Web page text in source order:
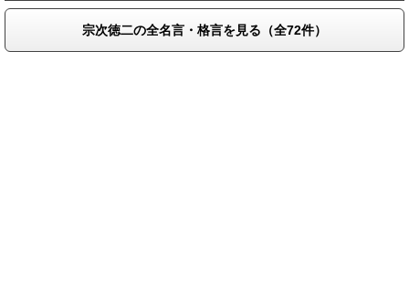
宗次徳二の全名言・格言を見る（全72件）